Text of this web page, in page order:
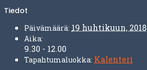
Tiedot
Päivämäärä: 19 huhtikuun, 2018
Aika:
9.30 - 12.00
Tapahtumaluokka: Kalenteri